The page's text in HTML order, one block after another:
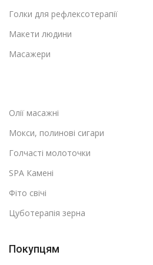
Голки для рефлексотерапії
Макети людини
Масажери
Олії масажні
Мокси, полинові сигари
Голчасті молоточки
SPA Камені
Фіто свічі
Цуботерапія зерна
Покупцям